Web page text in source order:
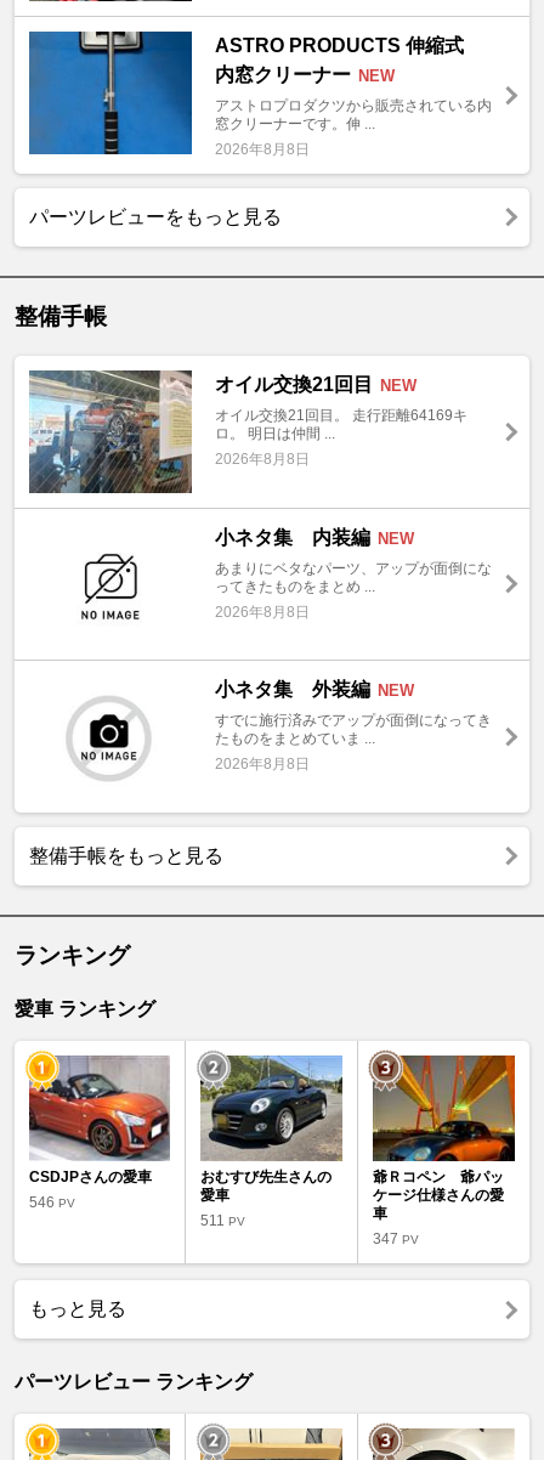
ASTRO PRODUCTS 伸縮式
内窓クリーナー NEW
アストロプロダクツから販売されている内
窓クリーナーです。伸 ...
2026年8月8日
パーツレビューをもっと見る
整備手帳
オイル交換21回目 NEW
オイル交換21回目。 走行距離64169キ
ロ。 明日は仲間 ...
2026年8月8日
小ネタ集 内装編 NEW
あまりにベタなパーツ、アップが面倒にな
ってきたものをまとめ ...
2026年8月8日
小ネタ集 外装編 NEW
すでに施行済みでアップが面倒になってき
たものをまとめていま ...
2026年8月8日
整備手帳をもっと見る
ランキング
愛車 ランキング
CSDJPさんの愛車
546 PV
おむすび先生さんの
愛車
511PV
爺Ｒコペン 爺パッ
ケージ仕様さんの愛
車
347 PV
もっと見る
パーツレビュー ランキング